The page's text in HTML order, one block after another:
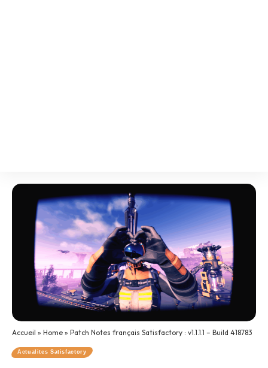
Accueil » Home » Patch Notes français Satisfactory : v1.1.1.1 – Build 418783
Actualites Satisfactory